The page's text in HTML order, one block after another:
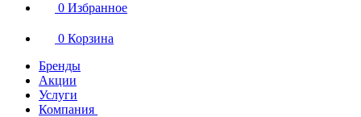
0 Избранное
0 Корзина
Бренды
Акции
Услуги
Компания